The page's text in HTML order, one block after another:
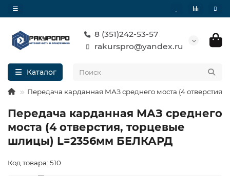
8 (351)242-53-57
rakurspro@yandex.ru
Каталог
Передача карданная МАЗ среднего моста (4
Передача карданная МАЗ среднего
моста (4 отверстия, торцевые
шлицы) L=2356мм БЕЛКАРД
Код товара: 510